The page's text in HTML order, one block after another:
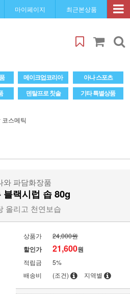
마이페이지 최근본상품
메이크업코리아
아나 스포츠
덴탈프로 칫솔 기타 특별상품
코스메틱
와 파담화장품
블랙시럽 솝 80g
올리고 천연보습
상품가 24,000원
할인가 21,600원
적립금
5%
배송비
(조건) 지역별